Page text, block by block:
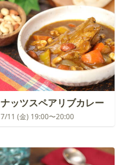
ナッツスペアリブカレー
7/11 (金) 19:00〜20:00